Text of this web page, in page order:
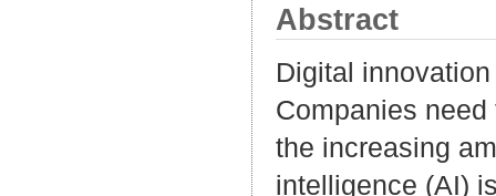
Abstract
Digital
Companies
the increasing
intelligence (AI)